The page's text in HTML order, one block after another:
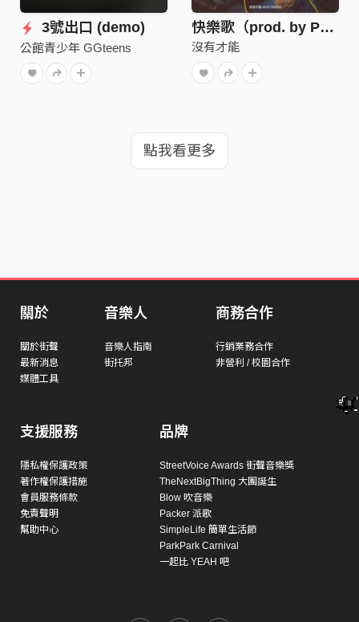
3號出口 (demo)
公館青少年 GGteens
快樂歌（prod. by PUZZLEMAN）
沒有才能
點我看更多
關於
關於街聲
最新消息
媒體工具
音樂人
音樂人指南
街托邦
商務合作
行銷業務合作
非營利 / 校園合作
支援服務
隱私權保護政策
著作權保護措施
會員服務條款
免責聲明
幫助中心
品牌
StreetVoice Awards 街聲音樂獎
TheNextBigThing 大團誕生
Blow 吹音樂
Packer 派歌
SimpleLife 簡單生活節
ParkPark Carnival
一起比 YEAH 吧